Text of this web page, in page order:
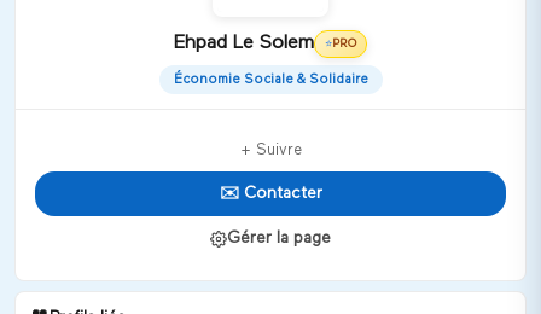
Ehpad Le Solem ⭐PRO
Économie Sociale & Solidaire
+ Suivre
✉️ Contacter
Gérer la page